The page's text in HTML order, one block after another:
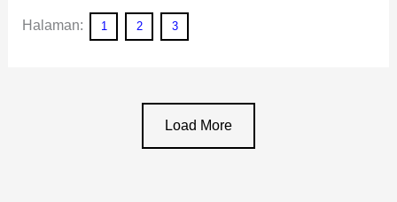
Halaman: 1 2 3
Load More